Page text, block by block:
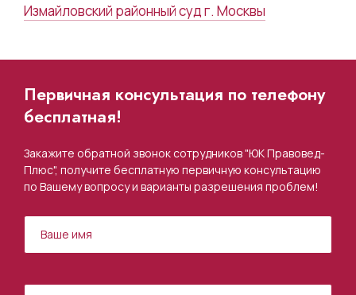
Измайловский районный суд г. Москвы
Первичная консультация по телефону
бесплатная!
Закажите обратной звонок сотрудников "ЮК Правовед-
Плюс", получите бесплатную первичную консультацию
по Вашему вопросу и варианты разрешения проблем!